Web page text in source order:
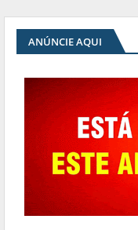
ANÚNCIE AQUI